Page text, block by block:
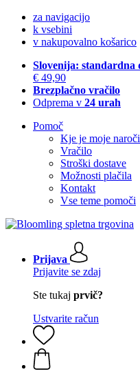
za navigacijo
k vsebini
v nakupovalno košarico
Slovenija: standardna
€ 49,90
Brezplačno vračilo
Odprema v 24 urah
Pomoč
Kje je moje
Vračilo
Stroški dostave
Možnosti plačila
Kontakt
Vse teme pomoči
Prijava
Prijavite se zdaj
Ste tukaj prvič?
Ustvarite račun